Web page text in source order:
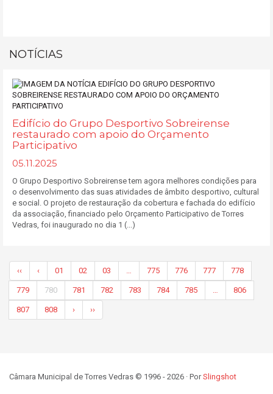
NOTÍCIAS
Edifício do Grupo Desportivo Sobreirense
restaurado com apoio do Orçamento
Participativo
05.11.2025
O Grupo Desportivo Sobreirense tem agora melhores condições para
o desenvolvimento das suas atividades de âmbito desportivo, cultural
e social. O projeto de restauração da cobertura e fachada do edifício
da associação, financiado pelo Orçamento Participativo de Torres
Vedras, foi inaugurado no dia 1 (...)
‹‹ ‹ 01 02 03 775 776 777 778
779 780 781 782 783 784 785 806
807 808 › ››
Câmara Municipal de Torres Vedras © 1996 - 2026 · PorSlingshot